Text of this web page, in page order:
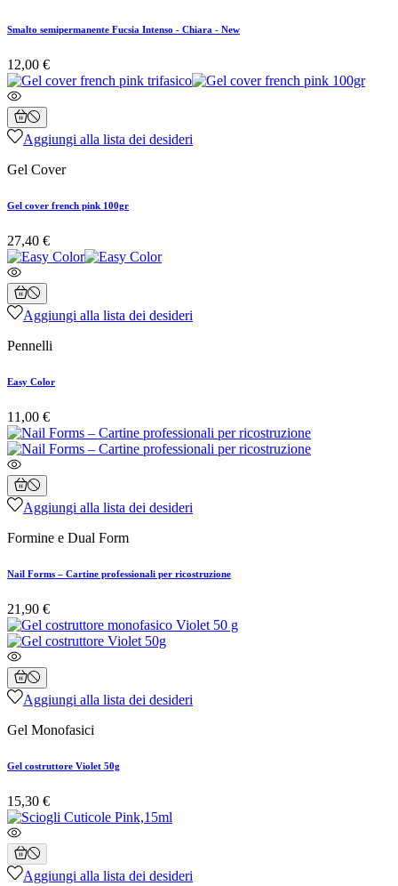
Smalto semipermanente Fucsia Intenso - Chiara - New
12,00 €
Aggiungi alla lista dei desideri
Gel Cover
Gel cover french pink 100gr
27,40 €
Aggiungi alla lista dei desideri
Pennelli
Easy Color
11,00 €
Aggiungi alla lista dei desideri
Formine e Dual Form
Nail Forms – Cartine professionali per ricostruzione
21,90 €
Aggiungi alla lista dei desideri
Gel Monofasici
Gel costruttore Violet 50g
15,30 €
Aggiungi alla lista dei desideri